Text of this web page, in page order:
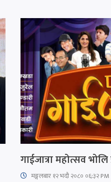
गाईजात्रा महोत्सव भोलि
मङ्गलबार १२ भदौ २०८० ०६:३२ PM